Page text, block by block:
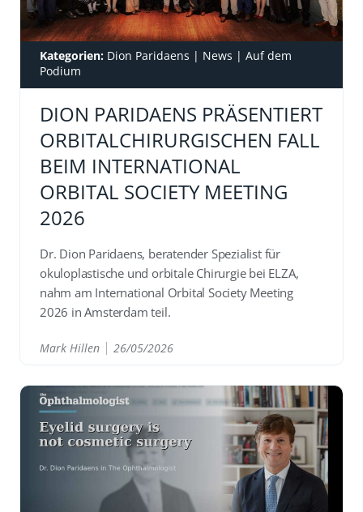
Kategorien: Dion Paridaens | News | Auf dem
Podium
DION PARIDAENS PRÄSENTIERT
ORBITALCHIRURGISCHEN FALL
BEIM INTERNATIONAL
ORBITAL SOCIETY MEETING
2026
Dr. Dion Paridaens, beratender Spezialist für
okuloplastische und orbitale Chirurgie bei ELZA,
nahm am International Orbital Society Meeting
2026 in Amsterdam teil.
Mark Hillen 26/05/2026